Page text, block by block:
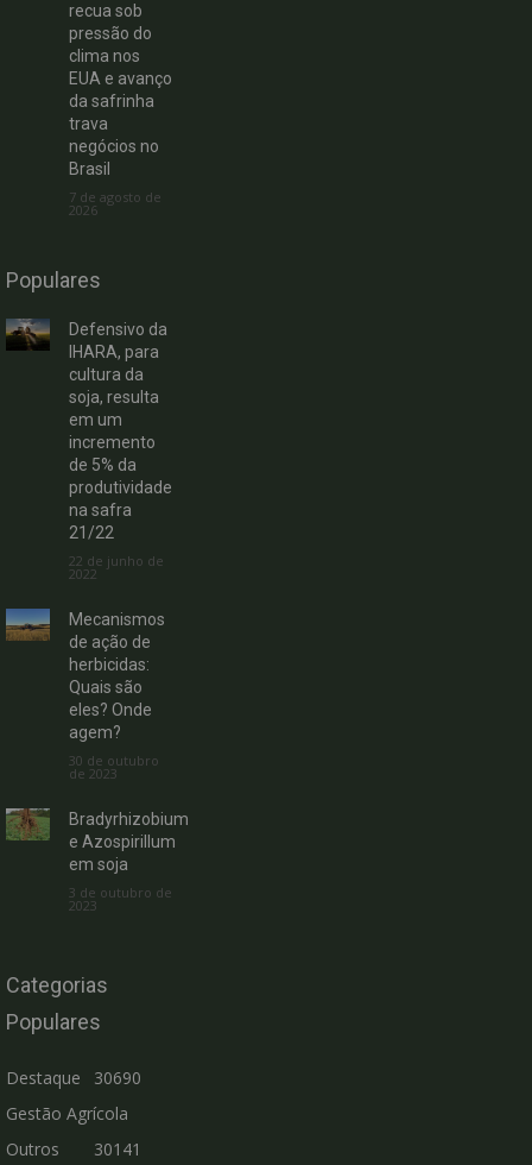
recua sob
pressão do
clima nos
EUA e avanço
da safrinha
trava
negócios no
Brasil
7 de agosto de
2026
Populares
Defensivo da
IHARA, para
cultura da
soja, resulta
em um
incremento
de 5% da
produtividade
na safra
21/22
22 de junho de
2022
Mecanismos
de ação de
herbicidas:
Quais são
eles? Onde
agem?
30 de outubro
de 2023
Bradyrhizobium
e Azospirillum
em soja
3 de outubro de
2023
Categorias
Populares
Destaque
30690
Gestão Agrícola
30141
Outros